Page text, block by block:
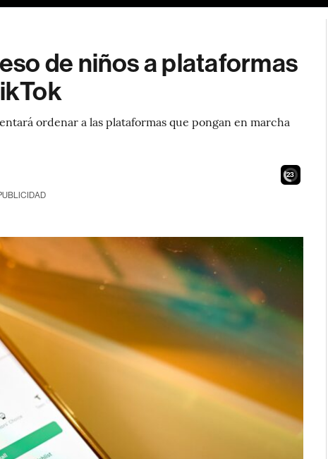
de niños a plataformas
ordenar a las plataformas que pongan en marcha
21